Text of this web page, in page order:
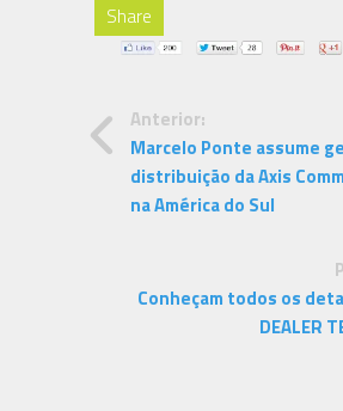
Share
Anterior:
Marcelo Ponte assume
distribuição da Axis
na América do Sul
Conheçam todos os
DEALER